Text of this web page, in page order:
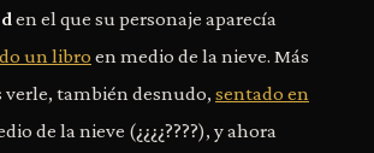
en el que su personaje aparecía
un libro en medio de la nieve. Más
también desnudo, sentado en
de la nieve (¿¿¿¿????), y ahora